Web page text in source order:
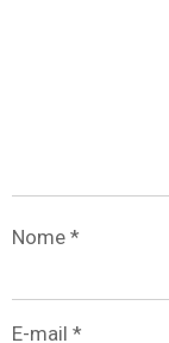
Nome *
E-mail *